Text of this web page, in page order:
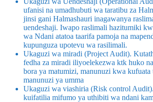
ufanisi na umadhubuti wa taratibu za
jinsi gani Halmashauri inagawanya
uendeshaji. Iwapo raslimali hazitumiki
wa Ndani atatoa taarifa pamoja na
kupunguza upotevu wa rasilimali.
Ukaguzi wa miradi (Project Audit).
fedha za miradi iliyoelekezwa ktk huko
bora ya matumizi, manunuzi kwa kufuata
manunuzi ya umma
Ukaguzi wa viashiria (Risk control
kuifatilia mifumo ya uthibiti wa ndani